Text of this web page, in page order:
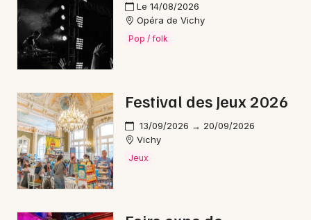
Le 14/08/2026
Opéra de Vichy
Pop / folk
Festival des Jeux 2026
13/09/2026 → 20/09/2026
Vichy
Jeux